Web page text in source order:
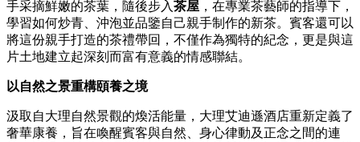
手采摘鮮嫩的茶葉，隨後步入茶屋 ，在專業茶藝師的指導下，
學習如何炒青、沖泡並品鑒自己親手制作的新茶。賓客還可以
將這份親手打造的茶禮帶回，不僅作為獨特的紀念，更是與這
片土地建立起深刻而富有意義的情感聯結。
以自然之景重構頤養之境
汲取自大理自然景觀的煥活能量，大理艾迪遜酒店重新定義了
奢華康養，旨在喚醒賓客與自然、身心律動及正念之間的連